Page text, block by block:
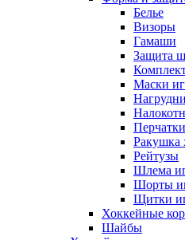
Белье
Визоры
Гамаши
Защита
Маски
Ракушка
Рейтузы
Шлема
Шорты
Щитки
Хоккейные
Шайбы